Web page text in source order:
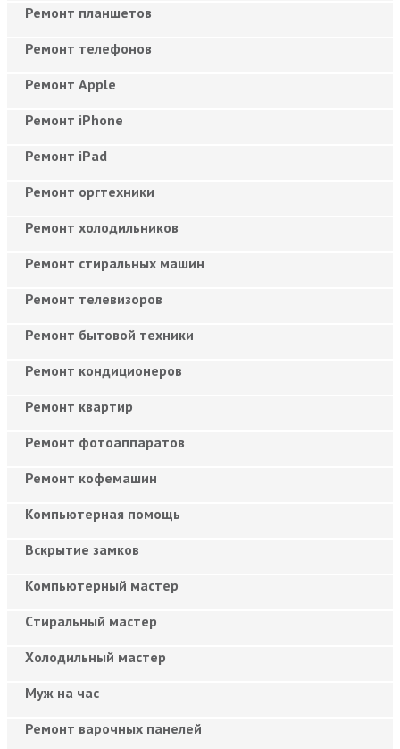
Ремонт планшетов
Ремонт телефонов
Ремонт Apple
Ремонт iPhone
Ремонт iPad
Ремонт оргтехники
Ремонт холодильников
Ремонт стиральных машин
Ремонт телевизоров
Ремонт бытовой техники
Ремонт кондиционеров
Ремонт квартир
Ремонт фотоаппаратов
Ремонт кофемашин
Компьютерная помощь
Вскрытие замков
Компьютерный мастер
Cтиральный мастер
Холодильный мастер
Муж на час
Ремонт варочных панелей